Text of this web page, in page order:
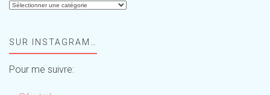
Aide-
!SUR INSTAGRAM…
Pour me suivre: